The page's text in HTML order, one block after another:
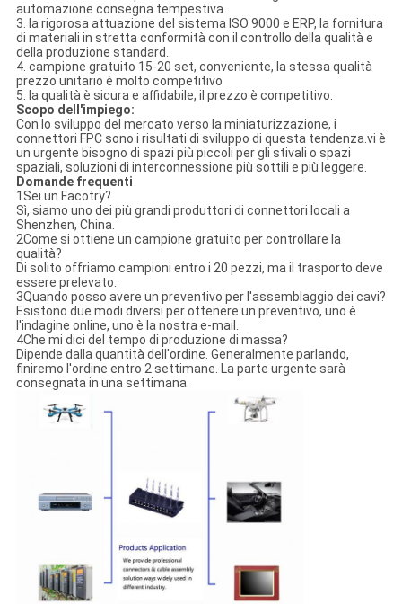
automazione consegna tempestiva.
3. la rigorosa attuazione del sistema ISO 9000 e ERP, la fornitura
di materiali in stretta conformità con il controllo della qualità e
della produzione standard..
4. campione gratuito 15-20 set, conveniente, la stessa qualità
prezzo unitario è molto competitivo
5. la qualità è sicura e affidabile, il prezzo è competitivo.
Scopo dell'impiego:
Con lo sviluppo del mercato verso la miniaturizzazione, i
connettori FPC sono i risultati di sviluppo di questa tendenza.vi è
un urgente bisogno di spazi più piccoli per gli stivali o spazi
spaziali, soluzioni di interconnessione più sottili e più leggere.
Domande frequenti
1Sei un Facotry?
Sì, siamo uno dei più grandi produttori di connettori locali a
Shenzhen, China.
2Come si ottiene un campione gratuito per controllare la
qualità?
Di solito offriamo campioni entro i 20 pezzi, ma il trasporto deve
essere prelevato.
3Quando posso avere un preventivo per l'assemblaggio dei cavi?
Esistono due modi diversi per ottenere un preventivo, uno è
l'indagine online, uno è la nostra e-mail.
4Che mi dici del tempo di produzione di massa?
Dipende dalla quantità dell'ordine. Generalmente parlando,
finiremo l'ordine entro 2 settimane. La parte urgente sarà
consegnata in una settimana.